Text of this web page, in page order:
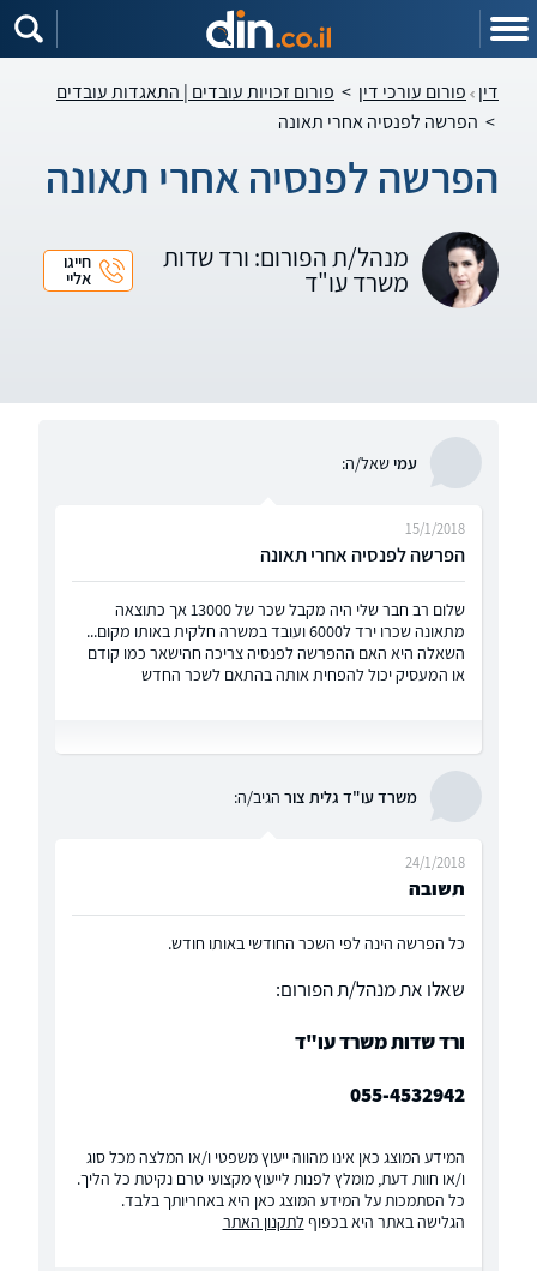
דין פורום עורכי דין > פורום זכויות עובדים | התאגדות עובדים
> הפרשה לפנסיה אחרי תאונה
הפרשה לפנסיה אחרי תאונה
מנהל/ת הפורום: ורד שדות
משרד עו"ד
חייגו
אליי
עמישאל/ה:
הפרשה לפנסיה אחרי תאונה
15/1/2018
שלום רב חבר שלי היה מקבל שכר של 13000 אך כתוצאה
מתאונה שכרו ירד ל6000 ועובד במשרה חלקית באותו מקום...
השאלה היא האם ההפרשה לפנסיה צריכה חהישאר כמו קודם
או המעסיק יכול להפחית אותה בהתאם לשכר החדש
משרד עו"ד גלית צור הגיב/ה:
תשובה
24/1/2018
כל הפרשה הינה לפי השכר החודשי באותו חודש.
שאלו את מנהל/ת הפורום:
ורד שדות משרד עו"ד
055-4532942
המידע המוצג כאן אינו מהווה ייעוץ משפטי ו/או המלצה מכל סוג
ו/או חוות דעת, מומלץ לפנות לייעוץ מקצועי טרם נקיטת כל הליך.
כל הסתמכות על המידע המוצג כאן היא באחריותך בלבד.
הגלישה באתר היא בכפוף לתקנון האתר